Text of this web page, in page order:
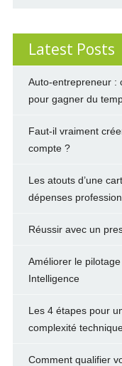
Latest Posts
Auto-entrepreneur :
pour gagner du
Faut-il vraiment
compte ?
Les atouts d’une
dépenses
Réussir avec un
Améliorer le
Intelligence
Les 4 étapes pour
complexité
Comment qualifier